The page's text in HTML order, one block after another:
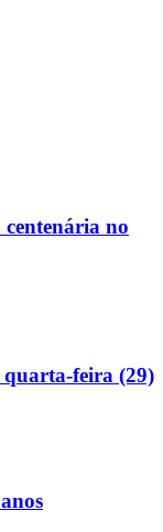
no
quarta-feira (29)